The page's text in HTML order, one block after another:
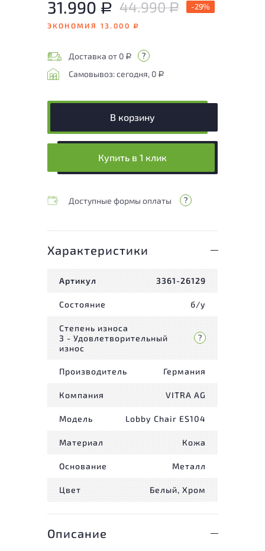
31.990 Р 44.990Р -29%
ЭКОНОМИЯ 13.000Р
Доставка от 0 Р
Самовывоз: сегодня, 0 Р
В корзину
Купить в 1 клик
Доступные формы оплаты
Характеристики
Артикул 3361-26129
Состояние б/у
Степень износа
3 - Удовлетворительный
износ
Производитель Германия
Компания VITRA AG
Модель Lobby Chair ES104
Материал Кожа
Основание Металл
Цвет Белый, Хром
Описание